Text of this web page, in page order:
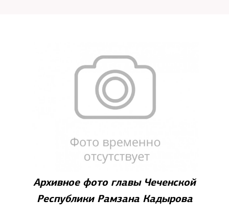
Архивное фото главы Чеченской
Республики Рамзана Кадырова